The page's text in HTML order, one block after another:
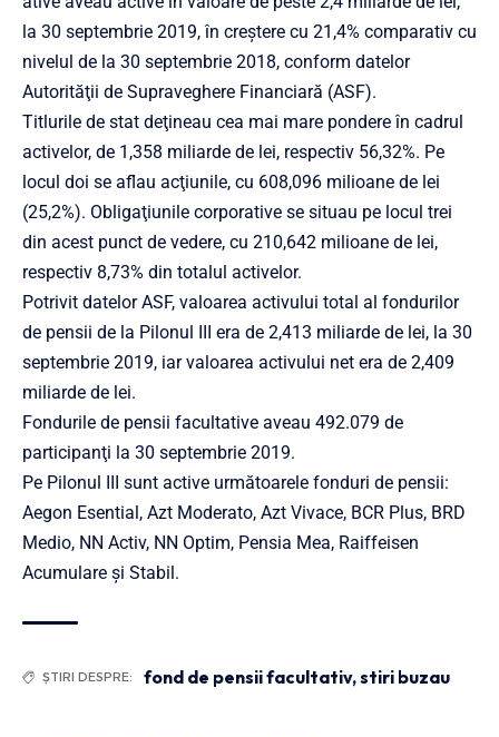
la 30 septembrie 2019, în creştere cu 21,4% comparativ cu
nivelul de la 30 septembrie 2018, conform datelor
Autorităţii de Supraveghere Financiară (ASF).
Titlurile de stat deţineau cea mai mare pondere în cadrul
activelor, de 1,358 miliarde de lei, respectiv 56,32%. Pe
locul doi se aflau acţiunile, cu 608,096 milioane de lei
(25,2%). Obligaţiunile corporative se situau pe locul trei
din acest punct de vedere, cu 210,642 milioane de lei,
respectiv 8,73% din totalul activelor.
Potrivit datelor ASF, valoarea activului total al fondurilor
de pensii de la Pilonul III era de 2,413 miliarde de lei, la 30
septembrie 2019, iar valoarea activului net era de 2,409
miliarde de lei.
Fondurile de pensii facultative aveau 492.079 de
participanţi la 30 septembrie 2019.
Pe Pilonul III sunt active următoarele fonduri de pensii:
Aegon Esential, Azt Moderato, Azt Vivace, BCR Plus, BRD
Medio, NN Activ, NN Optim, Pensia Mea, Raiffeisen
Acumulare şi Stabil.
ȘTIRI DESPRE: fond de pensii facultativ,stiri buzau